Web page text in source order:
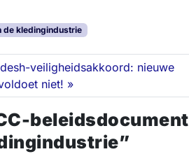
de kledingindustrie
veiligheidsakkoord: nieuwe
niet!
beleidsdocument